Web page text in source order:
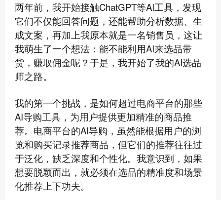
两年前，我开始接触ChatGPT等AI工具，发现
它们不仅能回答问题，还能帮助分析数据、生
成文案，再加上我原本就是一名销售员，这让
我萌生了一个想法：能不能利用AI来选品带
货，赚取佣金呢？于是，我开始了我的AI选品
师之路。
我的第一个挑战，是如何超过电商平台的那些
AI导购工具，为用户提供更加精准的商品推
荐。电商平台的AI导购，虽然能根据用户的浏
览和购买记录推荐商品，但它们的推荐往往过
于泛化，缺乏深度和个性化。我意识到，如果
想要脱颖而出，就必须在选品的精准度和场景
化推荐上下功夫。